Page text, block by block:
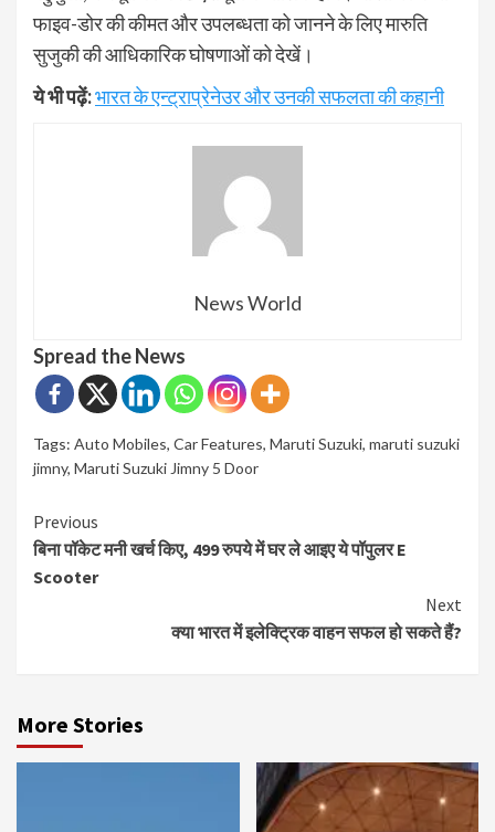
फाइव-डोर की कीमत और उपलब्धता को जानने के लिए मारुति
सुजुकी की आधिकारिक घोषणाओं को देखें।
ये भी पढ़ें:भारत के एन्ट्राप्रेनेउर और उनकी सफलता की कहानी
News World
Spread the News
Tags: Auto Mobiles, Car Features, Maruti Suzuki, maruti suzuki
jimny, Maruti Suzuki Jimny 5 Door
Continue
Reading
Previous
बिना पॉकेट मनी खर्च किए, 499 रुपये में घर ले आइए ये पॉपुलर E
Scooter
Next
क्या भारत में इलेक्ट्रिक वाहन सफल हो सकते हैं?
More Stories